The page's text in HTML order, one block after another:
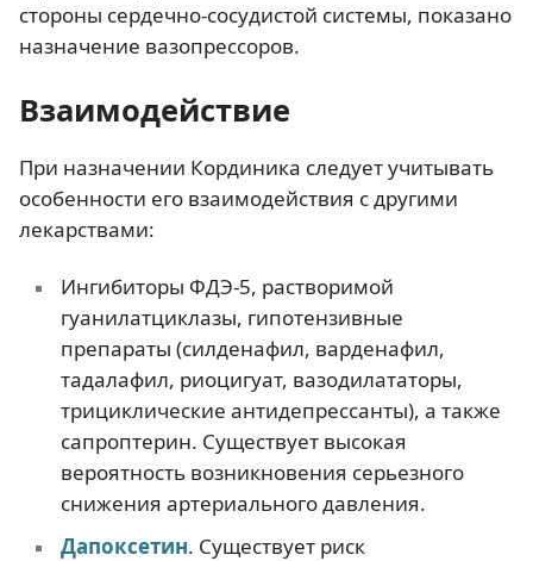
стороны сердечно-сосудистой системы, показано
назначение вазопрессоров.
Взаимодействие
При назначении Кординика следует учитывать
особенности его взаимодействия с другими
лекарствами:
Ингибиторы ФДЭ-5, растворимой
гуанилатциклазы, гипотензивные
препараты (силденафил, варденафил,
тадалафил, риоцигуат, вазодилататоры,
трициклические антидепрессанты), а также
сапроптерин. Существует высокая
вероятность возникновения серьезного
снижения артериального давления.
Дапоксетин. Существует риск